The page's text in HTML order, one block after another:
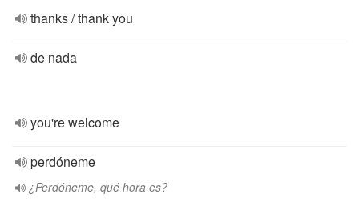
thanks / thank you
de nada
you're welcome
perdóneme
¿Perdóneme, qué hora es?